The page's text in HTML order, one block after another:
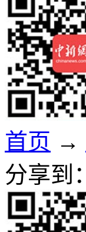
首页 →
分享到：